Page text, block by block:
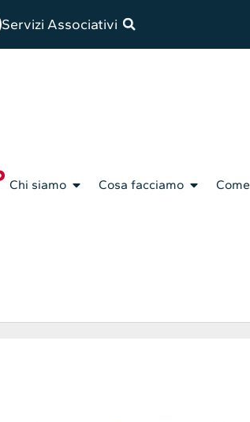
Servizi Associativi
Chi siamo Cosa facciamo